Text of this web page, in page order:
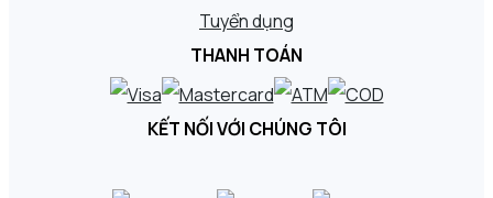
Tuyển dụng
THANH TOÁN
KẾT NỐI VỚI CHÚNG TÔI